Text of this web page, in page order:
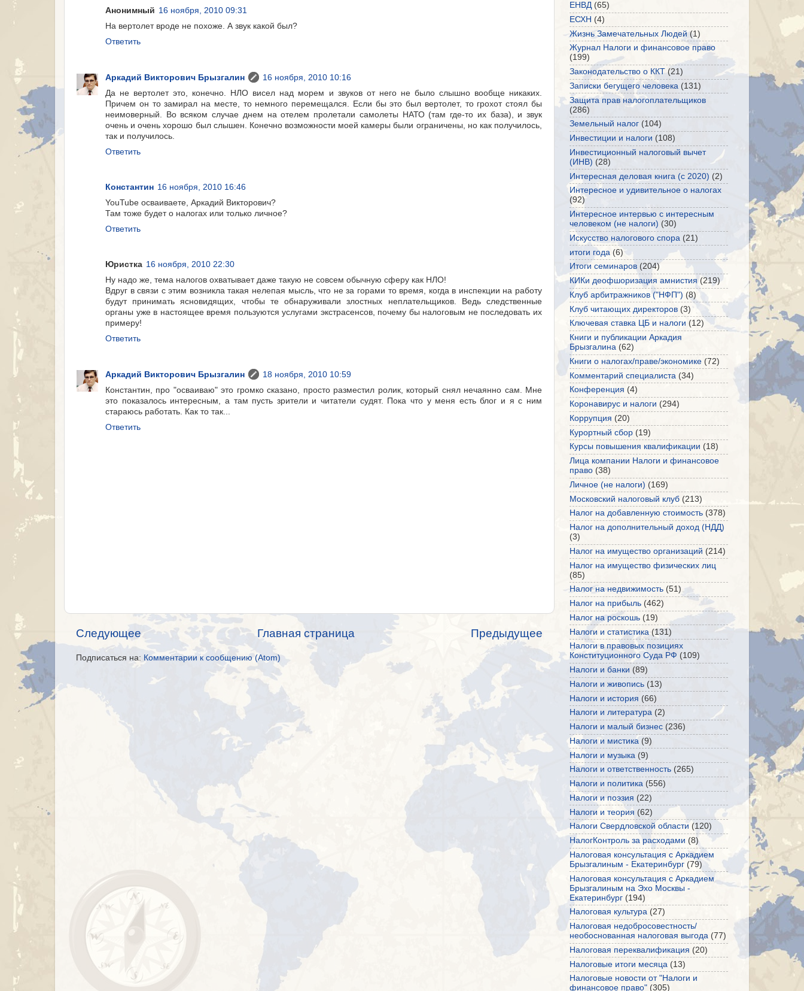
Анонимный 16 ноября, 2010 09:31
На вертолет вроде не похоже. А звук какой был?
Ответить
Аркадий Викторович Брызгалин
16 ноября, 2010 10:16
Да не вертолет это, конечно. НЛО висел над морем и звуков от него не было слышно вообще никаких.
Причем он то замирал на месте, то немного перемещался. Если бы это был вертолет, то грохот стоял бы
неимоверный. Во всяком случае днем на отелем пролетали самолеты НАТО (там где-то их база), и звук
очень и очень хорошо был слышен. Конечно возможности моей камеры были ограничены, но как получилось,
так и получилось.
Ответить
Константин 16 ноября, 2010 16:46
YouTube осваиваете, Аркадий Викторович?
Там тоже будет о налогах или только личное?
Ответить
Юристка 16 ноября, 2010 22:30
Ну надо же, тема налогов охватывает даже такую не совсем обычную сферу как НЛО!
Вдруг в связи с этим возникла такая нелепая мысль, что не за горами то время, когда в инспекции на работу
будут принимать ясновидящих, чтобы те обнаруживали злостных неплательщиков. Ведь следственные
органы уже в настоящее время пользуются услугами экстрасенсов, почему бы налоговым не последовать их
примеру!
Ответить
Аркадий Викторович Брызгалин
18 ноября, 2010 10:59
Константин, про "осваиваю" это громко сказано, просто разместил ролик, который снял нечаянно сам. Мне
это показалось интересным, а там пусть зрители и читатели судят. Пока что у меня есть блог и я с ним
стараюсь работать. Как то так...
Ответить
Следующее Предыдущее
Главная страница
Подписаться на: Комментарии к сообщению (Atom)
ЕНВД (65)
ЕСХН (4)
Жизнь Замечательных Людей (1)
Журнал Налоги и финансовое право
(199)
Законодательство о ККТ (21)
Записки бегущего человека (131)
Защита прав налогоплательщиков
(286)
Земельный налог (104)
Инвестиции и налоги (108)
Инвестиционный налоговый вычет
(ИНВ) (28)
Интересная деловая книга (с 2020) (2)
Интересное и удивительное о налогах
(92)
Интересное интервью с интересным
человеком (не налоги) (30)
Искусство налогового спора (21)
итоги года (6)
Итоги семинаров (204)
КИКи деофшоризация амнистия (219)
Клуб арбитражников ("НФП") (8)
Клуб читающих директоров (3)
Ключевая ставка ЦБ и налоги (12)
Книги и публикации Аркадия
Брызгалина (62)
Книги о налогах/праве/экономике (72)
Комментарий специалиста (34)
Конференция (4)
Коронавирус и налоги (294)
Коррупция (20)
Курортный сбор (19)
Курсы повышения квалификации (18)
Лица компании Налоги и финансовое
право (38)
Личное (не налоги) (169)
Московский налоговый клуб (213)
Налог на добавленную стоимость (378)
Налог на дополнительный доход (НДД)
(3)
Налог на имущество организаций (214)
Налог на имущество физических лиц
(85)
Налог на недвижимость (51)
Налог на прибыль (462)
Налог на роскошь (19)
Налоги и статистика (131)
Налоги в правовых позициях
Конституционного Суда РФ (109)
Налоги и банки (89)
Налоги и живопись (13)
Налоги и история (66)
Налоги и литература (2)
Налоги и малый бизнес (236)
Налоги и мистика (9)
Налоги и музыка (9)
Налоги и ответственность (265)
Налоги и политика (556)
Налоги и поэзия (22)
Налоги и теория (62)
Налоги Свердловской области (120)
НалогКонтроль за расходами (8)
Налоговая консультация с Аркадием
Брызгалиным - Екатеринбург (79)
Налоговая консультация с Аркадием
Брызгалиным на Эхо Москвы -
Екатеринбург (194)
Налоговая культура (27)
Налоговая недобросовестность/
необоснованная налоговая выгода (77)
Налоговая переквалификация (20)
Налоговые итоги месяца (13)
Налоговые новости от "Налоги и
финансовое право" (305)